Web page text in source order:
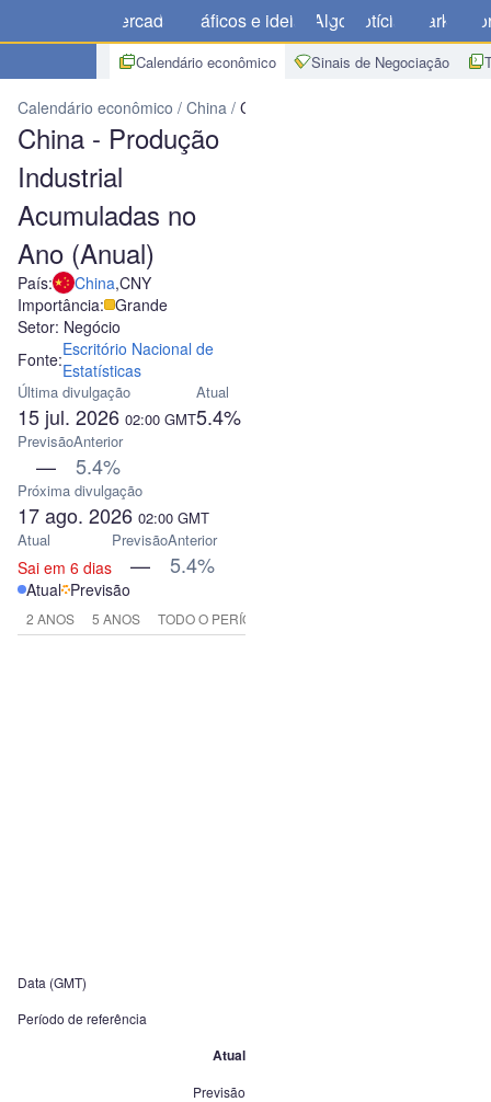
Mercados Gráficos e ideias Algo Notícias Market
Calendário econômico Sinais de Negociação
Calendário econômico China China - Produção Industrial
China - Produção
Industrial
Acumuladas no
Ano (Anual)
País: China,CNY
Importância: Grande
Setor: Negócio
Fonte:Escritório Nacional de
Estatísticas
Última divulgação
15 jul. 2026 02:00 GMT
Atual
5.4%
Previsão
—
Anterior
5.4%
Próxima divulgação
17 ago. 2026 02:00 GMT
Atual
Sai em 6 dias
Previsão
—
Anterior
5.4%
Atual Previsão
2 ANOS 5 ANOS TODO O PERÍODO
Data (GMT)
Período de referência
Atual
Previsão